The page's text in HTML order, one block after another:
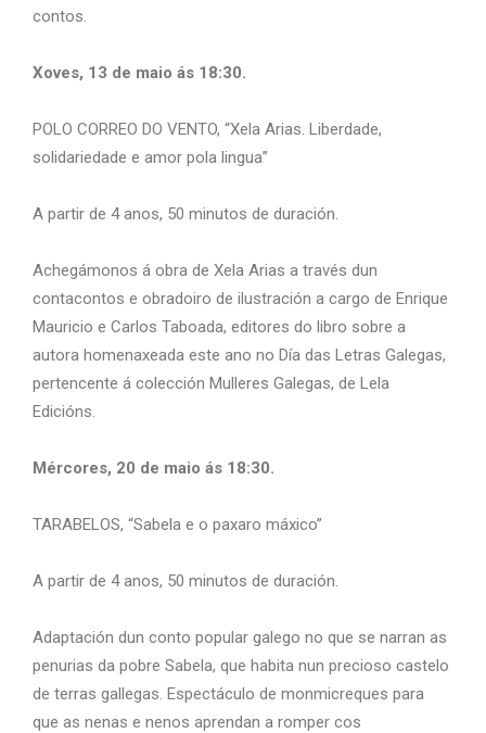
contos.
Xoves, 13 de maio ás 18:30.
POLO CORREO DO VENTO, “Xela Arias. Liberdade,
solidariedade e amor pola lingua”
A partir de 4 anos, 50 minutos de duración.
Achegámonos á obra de Xela Arias a través dun
contacontos e obradoiro de ilustración a cargo de Enrique
Mauricio e Carlos Taboada, editores do libro sobre a
autora homenaxeada este ano no Día das Letras Galegas,
pertencente á colección Mulleres Galegas, de Lela
Edicións.
Mércores, 20 de maio ás 18:30.
TARABELOS, “Sabela e o paxaro máxico”
A partir de 4 anos, 50 minutos de duración.
Adaptación dun conto popular galego no que se narran as
penurias da pobre Sabela, que habita nun precioso castelo
de terras gallegas. Espectáculo de monmicreques para
que as nenas e nenos aprendan a romper cos